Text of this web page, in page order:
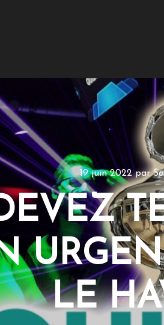
19 juin 2022par
LE